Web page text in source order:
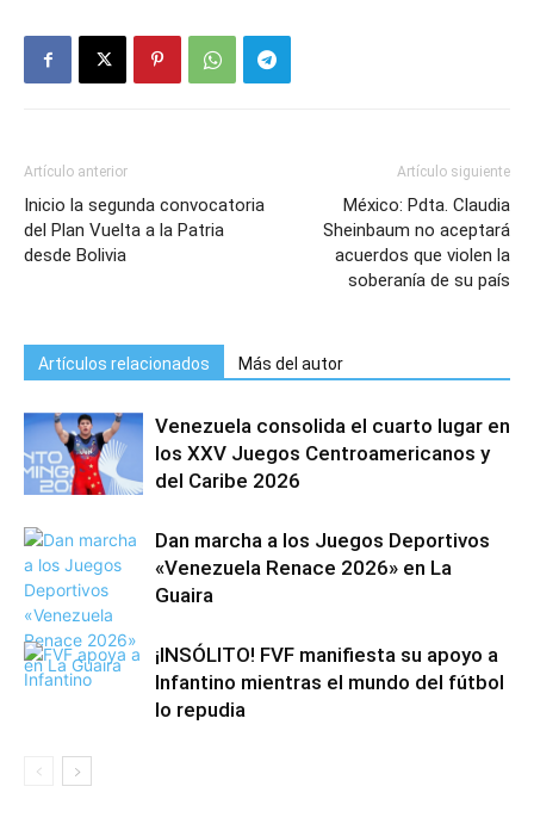
Artículo anterior
Inicio la segunda convocatoria
del Plan Vuelta a la Patria
desde Bolivia
Artículo siguiente
México: Pdta. Claudia
Sheinbaum no aceptará
acuerdos que violen la
soberanía de su país
Artículos relacionados Más del autor
Venezuela consolida el cuarto lugar en
los XXV Juegos Centroamericanos y
del Caribe 2026
Dan marcha a los Juegos Deportivos
«Venezuela Renace 2026» en La
Guaira
¡INSÓLITO! FVF manifiesta su apoyo a
Infantino mientras el mundo del fútbol
lo repudia